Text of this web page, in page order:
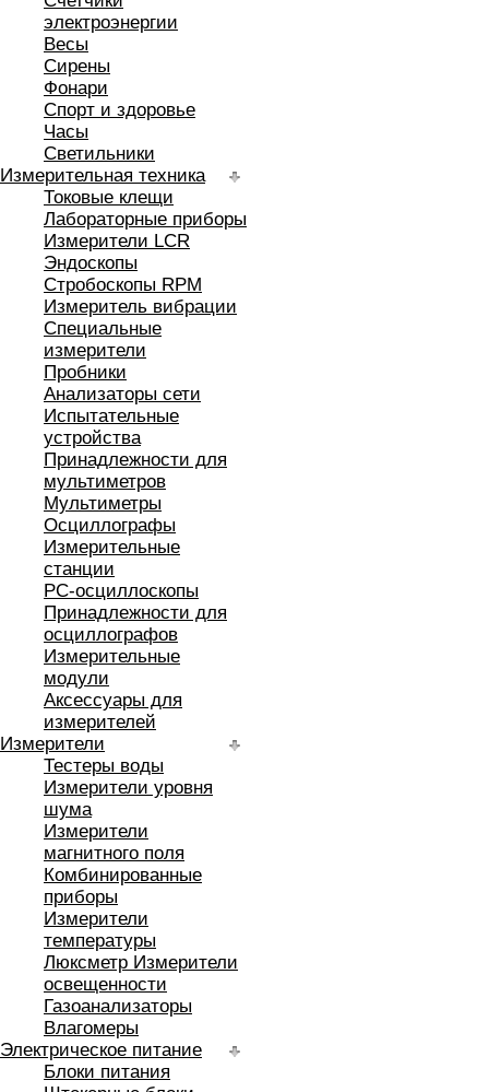
электроэнергии
Весы
Сирены
Фонари
Спорт и здоровье
Часы
Светильники
Измерительная техника
Токовые клещи
Лабораторные приборы
Измерители LCR
Эндоскопы
Стробоскопы RPM
Измеритель вибрации
Специальные
измерители
Пробники
Анализаторы сети
Испытательные
устройства
Принадлежности для
мультиметров
Мультиметры
Осциллографы
Измерительные
станции
РС-осциллоскопы
Принадлежности для
осциллографов
Измерительные
модули
Аксессуары для
измерителей
Измерители
Тестеры воды
Измерители уровня
шума
Измерители
магнитного поля
Комбинированные
приборы
Измерители
температуры
Люксметр Измерители
освещенности
Газоанализаторы
Влагомеры
Электрическое питание
Блоки питания